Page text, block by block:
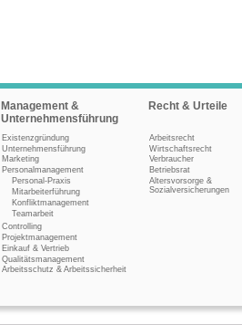
Management &
Unternehmensführung
Existenzgründung
Unternehmensführung
Marketing
Personalmanagement
Personal-Praxis
Mitarbeiterführung
Konfliktmanagement
Teamarbeit
Controlling
Projektmanagement
Einkauf & Vertrieb
Qualitätsmanagement
Arbeitsschutz & Arbeitssicherheit
Recht & Urteile
Arbeitsrecht
Wirtschaftsrecht
Verbraucher
Betriebsrat
Altersvorsorge &
Sozialversicherungen